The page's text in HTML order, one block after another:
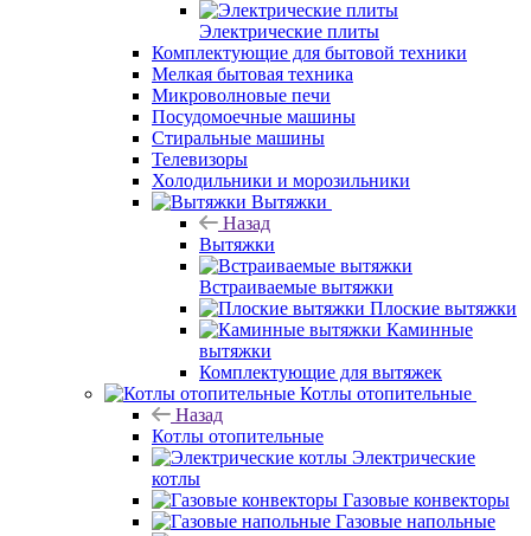
Электрические плиты
Комплектующие для бытовой техники
Мелкая бытовая техника
Микроволновые печи
Посудомоечные машины
Стиральные машины
Телевизоры
Холодильники и морозильники
Вытяжки
Назад
Вытяжки
Встраиваемые вытяжки
Плоские вытяжки
Каминные
вытяжки
Комплектующие для вытяжек
Котлы отопительные
Назад
Котлы отопительные
Электрические
котлы
Газовые конвекторы
Газовые напольные